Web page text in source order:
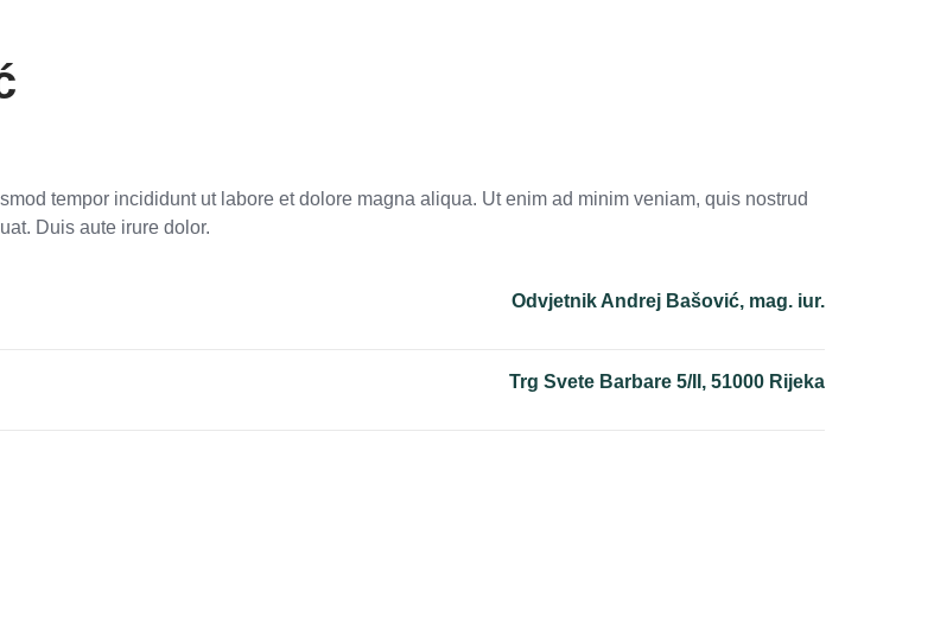
tempor incididunt ut labore et dolore magna aliqua. Ut enim ad minim veniam, quis nostrud
Duis aute irure dolor.
Odvjetnik Andrej Bašović, mag. iur.
Trg Svete Barbare 5/II, 51000 Rijeka